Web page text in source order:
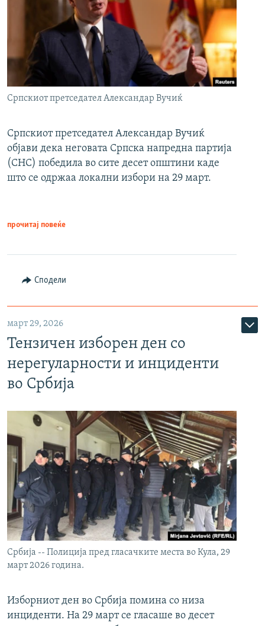
Српскиот претседател Александар Вучиќ
Српскиот претседател Александар Вучиќ
објави дека неговата Српска напредна партија
(СНС) победила во сите десет општини каде
што се одржаа локални избори на 29 март.
прочитај повеќе
Сподели
март 29, 2026
Тензичен изборен ден со
нерегуларности и инциденти
во Србија
Србија -- Полиција пред гласачките места во Кула, 29
март 2026 година.
Изборниот ден во Србија помина со низа
инциденти. На 29 март се гласаше во десет